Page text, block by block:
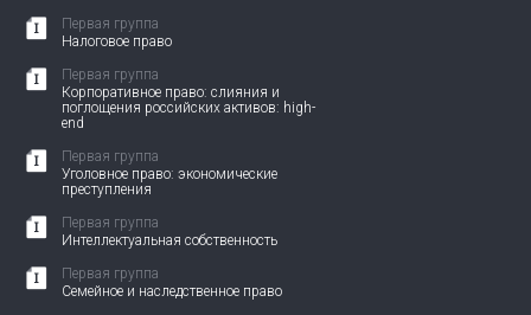
Первая группа
Налоговое право
Первая группа
Корпоративное право: слияния и
поглощения российских активов: high-
end
Первая группа
Уголовное право: экономические
преступления
Первая группа
Интеллектуальная собственность
Первая группа
Семейное и наследственное право